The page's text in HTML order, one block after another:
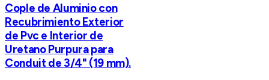
Cople de Aluminio con
Recubrimiento Exterior
de Pvc e Interior de
Uretano Purpura para
Conduit de 3/4" (19 mm).